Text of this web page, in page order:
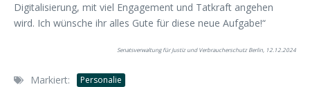
Digitalisierung, mit viel Engagement und Tatkraft angehen
wird. Ich wünsche ihr alles Gute für diese neue Aufgabe!“
Senatsverwaltung für Justiz und Verbraucherschutz Berlin, 12.12.2024
Markiert: Personalie